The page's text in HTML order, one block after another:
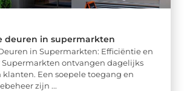
deuren in supermarkten
in Supermarkten: Efficiëntie en
Supermarkten ontvangen dagelijks
Een soepele toegang en
zijn ...